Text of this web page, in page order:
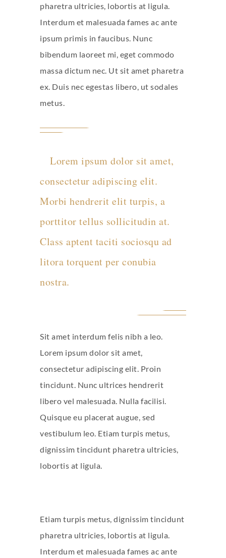
pharetra ultricies, lobortis at ligula.
Interdum et malesuada fames ac ante
ipsum primis in faucibus. Nunc
bibendum laoreet mi, eget commodo
massa dictum nec. Ut sit amet pharetra
ex. Duis nec egestas libero, ut sodales
metus.
Lorem ipsum dolor sit amet,
consectetur adipiscing elit.
Morbi hendrerit elit turpis, a
porttitor tellus sollicitudin at.
Class aptent taciti sociosqu ad
litora torquent per conubia
nostra.
Sit amet interdum felis nibh a leo.
Lorem ipsum dolor sit amet,
consectetur adipiscing elit. Proin
tincidunt. Nunc ultrices hendrerit
libero vel malesuada. Nulla facilisi.
Quisque eu placerat augue, sed
vestibulum leo. Etiam turpis metus,
dignissim tincidunt pharetra ultricies,
lobortis at ligula.
Etiam turpis metus, dignissim tincidunt
pharetra ultricies, lobortis at ligula.
Interdum et malesuada fames ac ante